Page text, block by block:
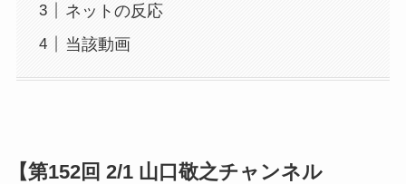
ネットの反応
当該動画
【第152回 2/1 山口敬之チャンネル